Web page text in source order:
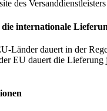
des
internationale
Länder dauert in der
EU dauert die